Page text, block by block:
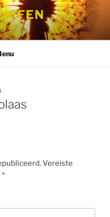
Vereiste
*